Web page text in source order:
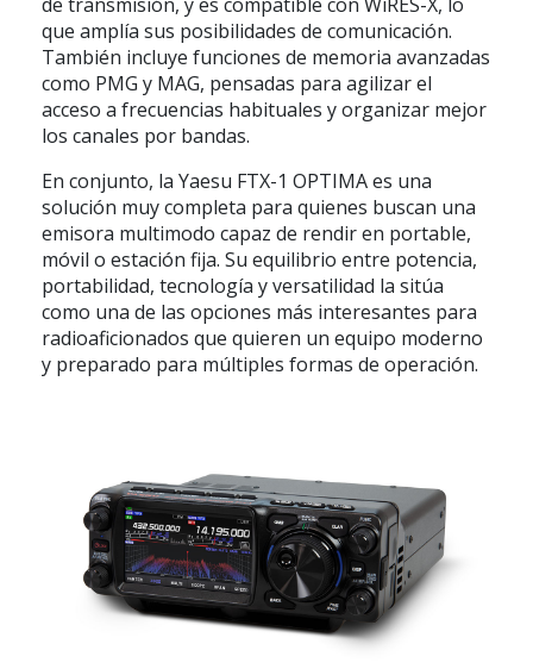
que amplía sus posibilidades de comunicación.
También incluye funciones de memoria avanzadas
como PMG y MAG, pensadas para agilizar el
acceso a frecuencias habituales y organizar mejor
los canales por bandas.
En conjunto, la Yaesu FTX-1 OPTIMAes una
solución muy completa para quienes buscan una
emisora multimodo capaz de rendir en portable,
móvil o estación fija. Su equilibrio entre potencia,
portabilidad, tecnología y versatilidad la sitúa
como una de las opciones más interesantes para
radioaficionados que quieren un equipo moderno
y preparado para múltiples formas de operación.